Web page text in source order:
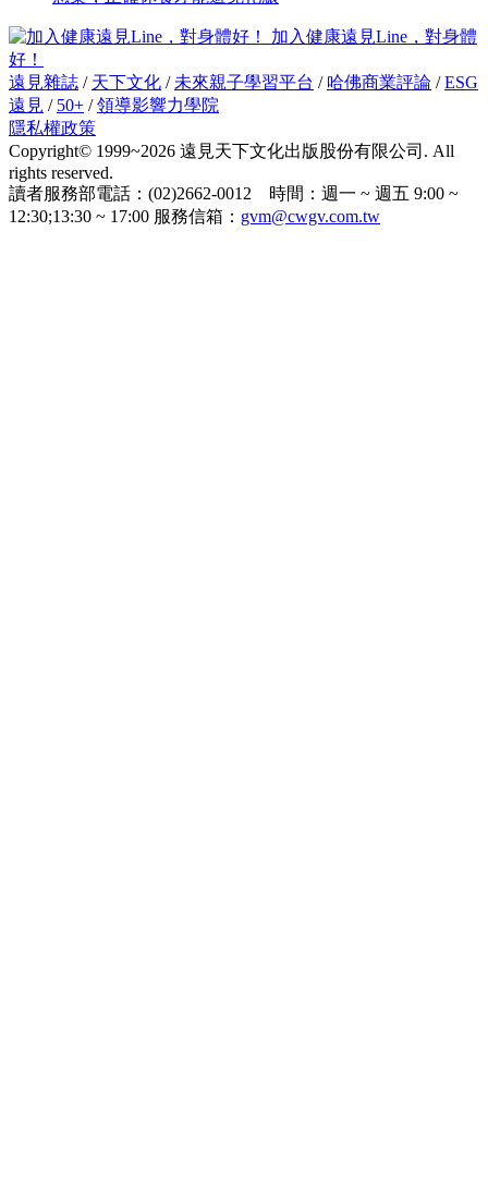
比目魚肌放鬆方式
依照肌肉附著位置，可以透過將膝蓋放在不同的位置達到伸展
放鬆的效果。